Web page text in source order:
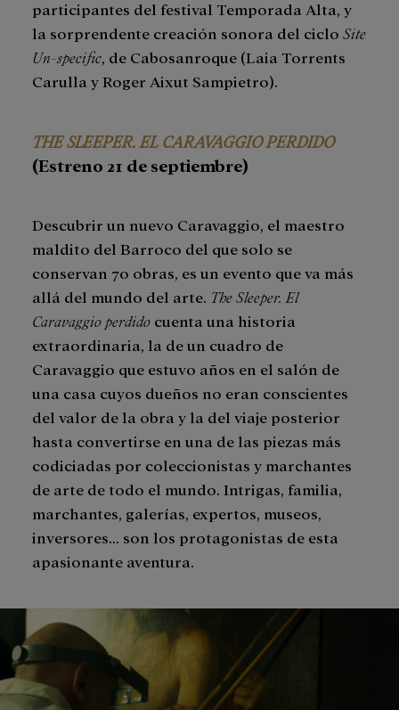
participantes del festival Temporada Alta, y
la sorprendente creación sonora del ciclo Site
Un-specific , de Cabosanroque (Laia Torrents
Carulla y Roger Aixut Sampietro).
THE SLEEPER. EL CARAVAGGIO PERDIDO
(Estreno 21 de septiembre)
Descubrir un nuevo Caravaggio, el maestro
maldito del Barroco del que solo se
conservan 70 obras, es un evento que va más
allá del mundo del arte. The Sleeper. El
Caravaggio perdido cuenta una historia
extraordinaria, la de un cuadro de
Caravaggio que estuvo años en el salón de
una casa cuyos dueños no eran conscientes
del valor de la obra y la del viaje posterior
hasta convertirse en una de las piezas más
codiciadas por coleccionistas y marchantes
de arte de todo el mundo. Intrigas, familia,
marchantes, galerías, expertos, museos,
inversores… son los protagonistas de esta
apasionante aventura.